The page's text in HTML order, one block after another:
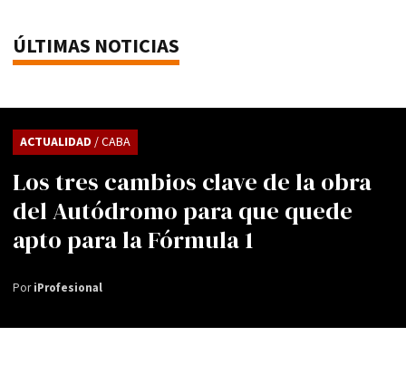
ÚLTIMAS NOTICIAS
Los tres cambios clave de la obra
del Autódromo para que quede
apto para la Fórmula 1
ACTUALIDAD / CABA
PoriProfesional